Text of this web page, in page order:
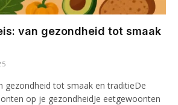
van gezondheid tot smaak
gezondheid tot smaak en traditieDe
op je gezondheidJe eetgewoonten